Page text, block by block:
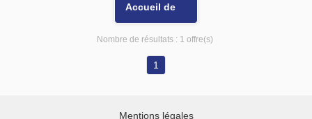
Accueil de
l'Enfant H/F
Nombre de résultats : 1 offre(s)
1
Mentions légales